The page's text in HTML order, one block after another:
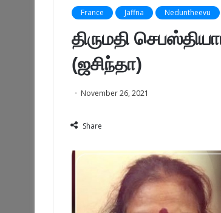
France Jaffna Neduntheevu
திருமதி
(ஜசிந்தா)
November 26, 2021
Share